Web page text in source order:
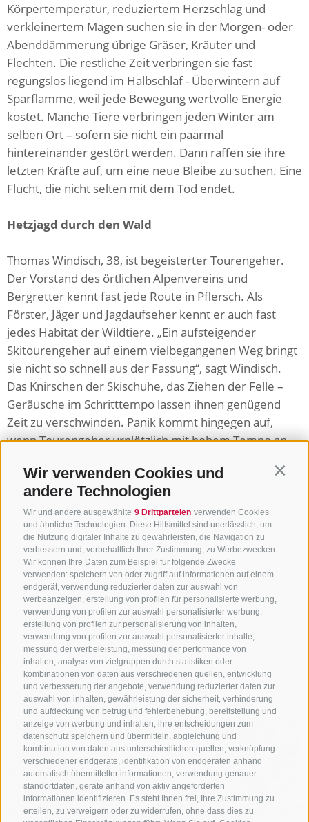
Wir verwenden Cookies und
andere Technologien
Wir und andere ausgewählte 9 Drittparteien verwenden Cookies
und ähnliche Technologien. Diese Hilfsmittel sind unerlässlich, um
die Nutzung digitaler Inhalte zu gewährleisten, die Navigation zu
verbessern und, vorbehaltlich Ihrer Zustimmung, zu Werbezwecken.
Wir können Ihre Daten zum Beispiel für folgende Zwecke
verwenden: speichern von oder zugriff auf informationen auf einem
endgerät, verwendung reduzierter daten zur auswahl von
werbeanzeigen, erstellung von profilen für personalisierte werbung,
verwendung von profilen zur auswahl personalisierter werbung,
erstellung von profilen zur personalisierung von inhalten,
verwendung von profilen zur auswahl personalisierter inhalte,
messung der werbeleistung, messung der performance von
inhalten, analyse von zielgruppen durch statistiken oder
kombinationen von daten aus verschiedenen quellen, entwicklung
und verbesserung der angebote, verwendung reduzierter daten zur
auswahl von inhalten, gewährleistung der sicherheit, verhinderung
und aufdeckung von betrug und fehlerbehebung, bereitstellung und
anzeige von werbung und inhalten, ihre entscheidungen zum
datenschutz speichern und übermitteln, abgleichung und
kombination von daten aus unterschiedlichen quellen, verknüpfung
verschiedener endgeräte, identifikation von endgeräten anhand
automatisch übermittelter informationen, verwendung genauer
standortdaten, geräte anhand von aktiv angeforderten
informationen identifizieren. Es steht Ihnen frei, Ihre Zustimmung zu
erteilen, zu verweigern oder zu widerrufen, ohne dass dies zu
Körpertemperatur, reduziertem Herzschlag und
verkleinertem Magen suchen sie in der Morgen- oder
Abenddämmerung übrige Gräser, Kräuter und
Flechten. Die restliche Zeit verbringen sie fast
regungslos liegend im Halbschlaf - Überwintern auf
Sparflamme, weil jede Bewegung wertvolle Energie
kostet. Manche Tiere verbringen jeden Winter am
selben Ort – sofern sie nicht ein paarmal
hintereinander gestört werden. Dann raffen sie ihre
letzten Kräfte auf, um eine neue Bleibe zu suchen. Eine
Flucht, die nicht selten mit dem Tod endet.
Hetzjagd durch den Wald
Thomas Windisch, 38, ist begeisterter Tourengeher.
Der Vorstand des örtlichen Alpenvereins und
Bergretter kennt fast jede Route in Pflersch. Als
Förster, Jäger und Jagdaufseher kennt er auch fast
jedes Habitat der Wildtiere. „Ein aufsteigender
Skitourengeher auf einem vielbegangenen Weg bringt
sie nicht so schnell aus der Fassung“, sagt Windisch.
Das Knirschen der Skischuhe, das Ziehen der Felle –
Geräusche im Schritttempo lassen ihnen genügend
Zeit zu verschwinden. Panik kommt hingegen auf,
wenn Tourengeher urplötzlich mit hohem Tempo an
überwintert meist in sonnigen Südhängen. Steinböcke
und Gämsen liegen auf windgeschützten Berghängen
oberhalb der Waldgrenze. Auerhühner verstecken sich
im lichten Wald, Birkhühner lieben Geländerücken mit
Latschen und Grünerlen, die aus der Schneedecke
schauen und an Pulverschnee grenzen. Schneehühner
graben sich in den Schnee abgewehter Rücken und
Grate. Fühlen sie sich in ihren Höhlen bedroht, fliegen
sie bis zu 400 Meter hangabwärts, die sie danach zu
Fuß wieder aufsteigen müssen. Ein bis zwei
Fluchtversuche beim Fressen führen nicht selten zum
Tod. Am schlimmsten ist es in den frühen
Morgenstunden.